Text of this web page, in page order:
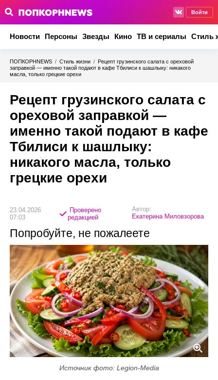
Войти
Новости Персоны Звезды Кино ТВ и сериалы Стиль
ПОПКОРНNEWS / Стиль жизни / Рецепт грузинского салата с ореховой
заправкой — именно такой подают в кафе Тбилиси к шашлыку: никакого
масла, только грецкие орехи
Рецепт грузинского салата с
ореховой заправкой —
именно такой подают в кафе
Тбилиси к шашлыку:
никакого масла, только
грецкие орехи
23.04.2026
07:03
Проверено
редакцией
Автор:
Екатерина Миловзорова
Попробуйте, не пожалеете
Источник фото: Legion-Media